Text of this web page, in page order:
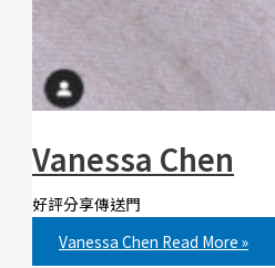
Vanessa Chen
好評分享傳送門
Vanessa Chen Read More »